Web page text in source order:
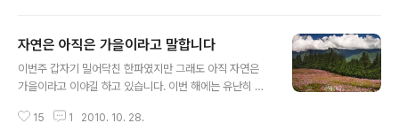
는 카인과 아벨 드라마 촬영지로 우리에게 널리 알려져 있
기도 합니다. 1991년에는 중국 국무원에서 "중국유명문화
도시"로 지정되었고, 2001년에는 APEC 정상회담에서 각
합니다. 옛 모습 그대로 간직하고 있는 명,청시대의 건물과
자연은 아직은 가을이라고 말합니다
이번주 갑자기 밀어닥친 한파였지만 그래도 아직 자연은
가을이라고 이야길 하고 있습니다. 이번 해에는 유난히 코
여유가 없어서 그런지, 일이 많아서 인지 블로그 방문이 힘
15 1 2010. 10. 28.